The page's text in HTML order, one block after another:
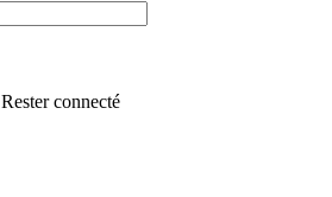
Rester connecté